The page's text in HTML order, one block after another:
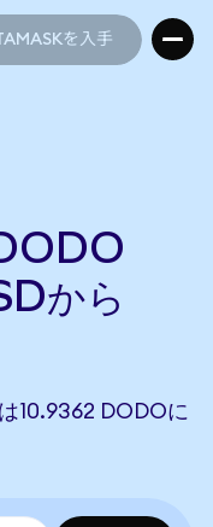
を入手
から
10.9362 DODOに